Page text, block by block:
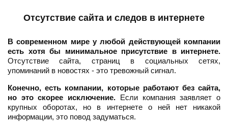
Отсутствие сайта и следов в интернете
В современном мире у любой действующей компании
есть хотя бы минимальное присутствие в интернете.
Отсутствие сайта, страниц в социальных сетях,
упоминаний в новостях - это тревожный сигнал.
Конечно, есть компании, которые работают без сайта,
но это скорее исключение. Если компания заявляет о
крупных оборотах, но в интернете о ней нет никакой
информации, это повод задуматься.